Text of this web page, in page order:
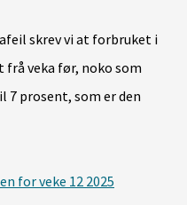
skrev vi at forbruket i
frå veka før, noko som
7 prosent, som er den
for veke 12 2025